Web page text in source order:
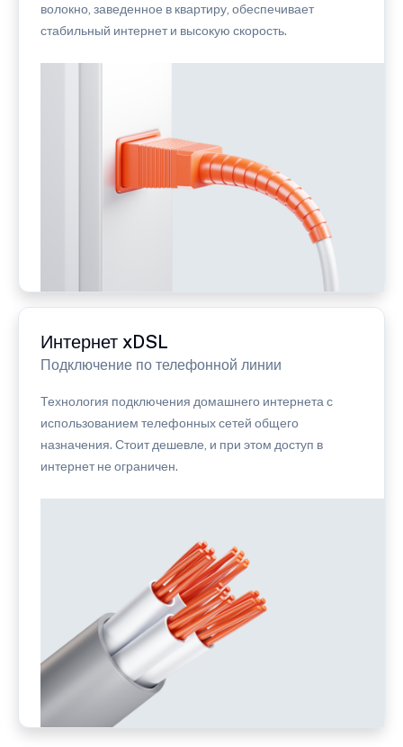
волокно, заведенное в квартиру, обеспечивает
стабильный интернет и высокую скорость.
Интернет xDSL
Подключение по телефонной линии
Технология подключения домашнего интернета с
использованием телефонных сетей общего
назначения. Стоит дешевле, и при этом доступ в
интернет не ограничен.